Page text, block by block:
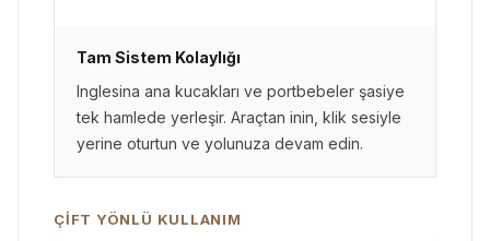
Tam Sistem Kolaylığı
Inglesina ana kucakları ve portbebeler şasiye
tek hamlede yerleşir. Araçtan inin, klik sesiyle
yerine oturtun ve yolunuza devam edin.
ÇIFT YÖNLÜ KULLANIM